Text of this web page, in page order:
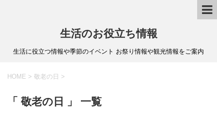
生活のお役立ち情報
生活に役立つ情報や季節のイベント お祭り情報や観光情報をご案内
HOME > 敬老の日 >
「 敬老の日 」 一覧